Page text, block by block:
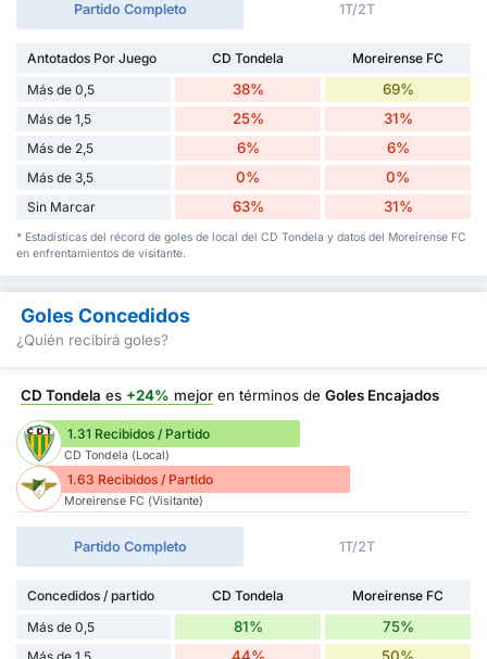
Partido Completo 1T/2T
Antotados Por Juego CD Tondela
Moreirense FC
Más de 0,5
38% 69%
Más de 1,5 25% 31%
Más de 2,5 6% 6%
Más de 3,5 0% 0%
Sin Marcar 63% 31%
* Estadísticas del récord de goles de local del CD Tondela y datos del Moreirense FC
en enfrentamientos de visitante.
Goles Concedidos
¿Quién recibirá goles?
CD Tondela es +24% mejor en términos de Goles Encajados
1.31 Recibidos / Partido
CD Tondela (Local)
1.63 Recibidos / Partido
Moreirense FC (Visitante)
Partido Completo 1T/2T
Concedidos / partido CD Tondela
Moreirense FC
Más de 0,5
81% 75%